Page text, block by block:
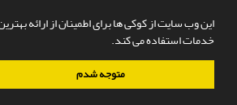
این وب سایت از کوکی ها برای اطمینان از ارائه
خدمات استفاده می کند.
متوجه شدم